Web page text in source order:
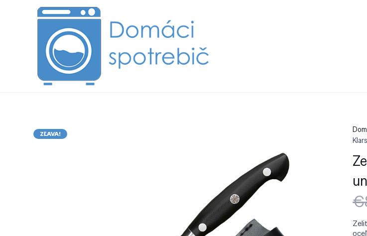
ZĽAVA!
€